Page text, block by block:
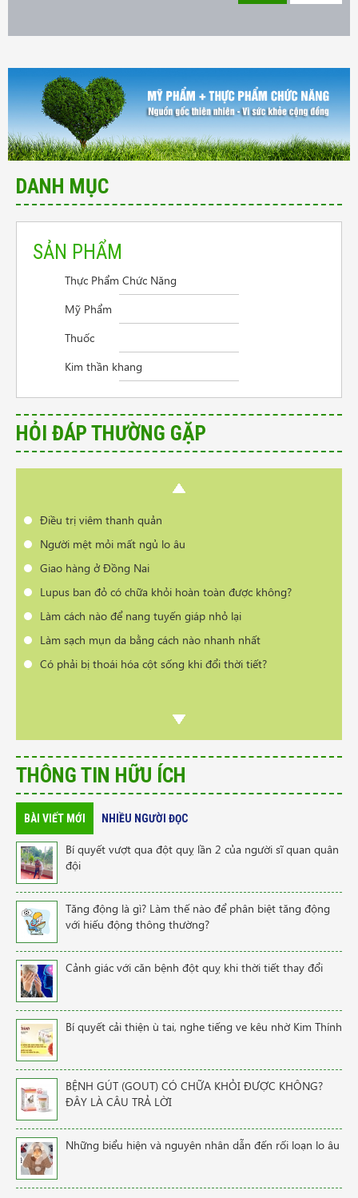
DANH MỤC
SẢN PHẨM
Thực Phẩm Chức Năng
Mỹ Phẩm
Thuốc
Kim thần khang
HỎI ĐÁP THƯỜNG GẶP
Cần tư vấn sản phẩm trị vẩy nến da đầu
Điều trị viêm thanh quản
Người mệt mỏi mất ngủ lo âu
Giao hàng ở Đồng Nai
Lupus ban đỏ có chữa khỏi hoàn toàn được không?
Làm cách nào để nang tuyến giáp nhỏ lại
Làm sạch mụn da bằng cách nào nhanh nhất
Có phải bị thoái hóa cột sống khi đổi thời tiết?
Cần tư vấn sản phẩm trị vẩy nến da đầu
Điều trị viêm thanh quản
Người mệt mỏi mất ngủ lo âu
Giao hàng ở Đồng Nai
Lupus ban đỏ có chữa khỏi hoàn toàn được không?
Làm cách nào để nang tuyến giáp nhỏ lại
Làm sạch mụn da bằng cách nào nhanh nhất
Có phải bị thoái hóa cột sống khi đổi thời tiết?
THÔNG TIN HỮU ÍCH
BÀI VIẾT MỚI NHIỀU NGƯỜI ĐỌC
Bí quyết vượt qua đột quỵ lần 2 của người sĩ quan quân
đội
Tăng động là gì? Làm thế nào để phân biệt tăng động
với hiếu động thông thường?
Cảnh giác với căn bệnh đột quỵ khi thời tiết thay đổi
Bí quyết cải thiện ù tai, nghe tiếng ve kêu nhờ Kim Thính
BỆNH GÚT (GOUT) CÓ CHỮA KHỎI ĐƯỢC KHÔNG?
ĐÂY LÀ CÂU TRẢ LỜI
Những biểu hiện và nguyên nhân dẫn đến rối loạn lo âu